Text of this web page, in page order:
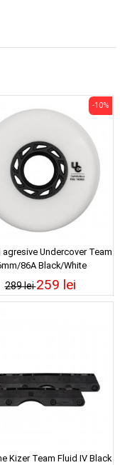
agresive Undercover Team
86A Black/White
289 lei
-10%
259 lei
Kizer Team Fluid IV Black